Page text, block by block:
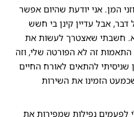
המן. אני יודעת שהיום אפשר
אבל עדיין קינן בי חשש
חשבתי שאצטרך לעשות את
התאמות זה לא הפורטה שלי, וזה
להתאים לאורח החיים
הזמינו את השירות
לפעמים נפילות שמפירות את